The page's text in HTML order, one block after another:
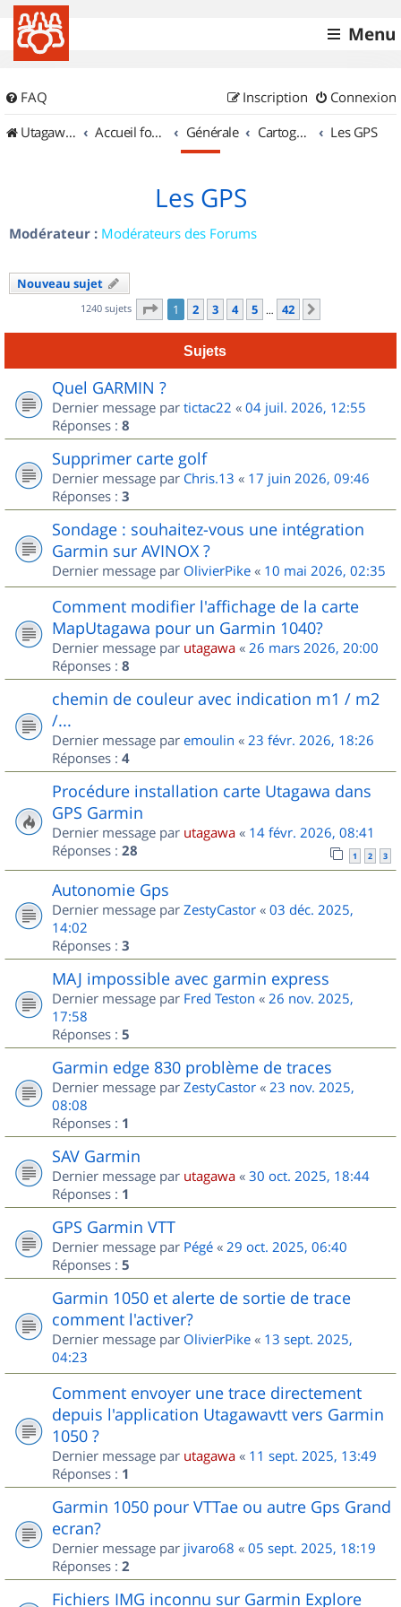
Menu
FAQ Connexion
Inscription
UtagawaVTT (Randos VTT et VTTAE avec traces GPS)
Accueil forum Générale Cartographie et GPS Les GPS
Les GPS
Modérateur : Modérateurs des Forums
Nouveau sujet
1240 sujets Page 1sur
1 2 3 4 5 … 42
Sujets
Quel GARMIN ?
Dernier message par tictac22 « 04 juil. 2026, 12:55
Réponses : 8
Supprimer carte golf
Dernier message par Chris.13 « 17 juin 2026, 09:46
Réponses : 3
Sondage : souhaitez-vous une intégration
Garmin sur AVINOX ?
Dernier message par OlivierPike « 10 mai 2026, 02:35
Comment modifier l'affichage de la carte
MapUtagawa pour un Garmin 1040?
Dernier message par utagawa « 26 mars 2026, 20:00
Réponses : 8
chemin de couleur avec indication m1 / m2
/...
Dernier message par emoulin « 23 févr. 2026, 18:26
Réponses : 4
Procédure installation carte Utagawa dans
GPS Garmin
Dernier message par utagawa « 14 févr. 2026, 08:41
Réponses : 28 1 2 3
Autonomie Gps
Dernier message par ZestyCastor « 03 déc. 2025,
14:02
Réponses : 3
MAJ impossible avec garmin express
Dernier message par Fred Teston « 26 nov. 2025,
17:58
Réponses : 5
Garmin edge 830 problème de traces
Dernier message par ZestyCastor « 23 nov. 2025,
08:08
Réponses : 1
SAV Garmin
Dernier message par utagawa « 30 oct. 2025, 18:44
Réponses : 1
GPS Garmin VTT
Dernier message par Pégé « 29 oct. 2025, 06:40
Réponses : 5
Garmin 1050 et alerte de sortie de trace
comment l'activer?
Dernier message par OlivierPike « 13 sept. 2025,
04:23
Comment envoyer une trace directement
depuis l'application Utagawavtt vers Garmin
1050 ?
Dernier message par utagawa « 11 sept. 2025, 13:49
Réponses : 1
Garmin 1050 pour VTTae ou autre Gps Grand
ecran?
Dernier message par jivaro68 « 05 sept. 2025, 18:19
Réponses : 2
Fichiers IMG inconnu sur Garmin Explore